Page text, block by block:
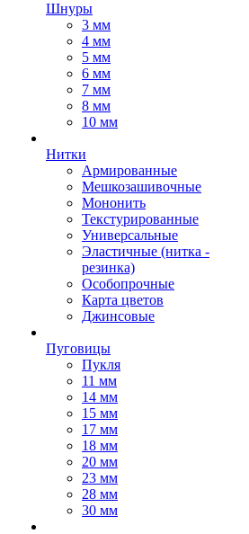
Шнуры
3 мм
4 мм
5 мм
6 мм
7 мм
8 мм
10 мм
Нитки
Армированные
Мешкозашивочные
Мононить
Текстурированные
Универсальные
Эластичные (нитка -
резинка)
Особопрочные
Карта цветов
Джинсовые
Пуговицы
Пукля
11 мм
14 мм
15 мм
17 мм
18 мм
20 мм
23 мм
28 мм
30 мм